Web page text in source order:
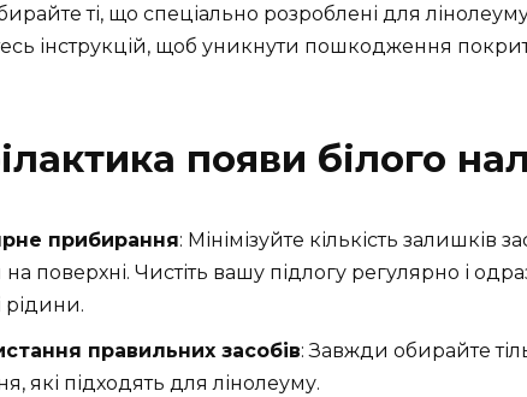
ті, що спеціально розроблені для
інструкцій, щоб уникнути пошкодження
появи білого
прибирання: Мінімізуйте кількість залишків
на поверхні. Чистіть вашу підлогу регулярно і
рідини.
правильних засобів: Завжди обирайте
які підходять для лінолеуму.